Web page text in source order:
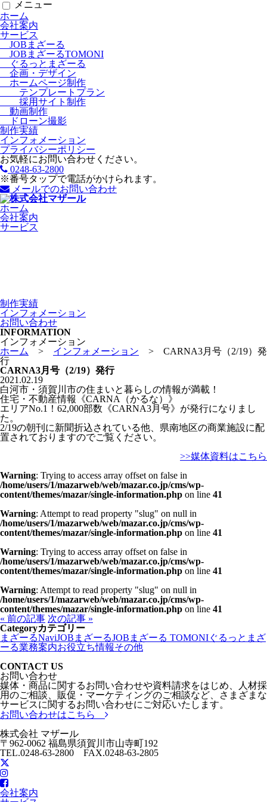
メニュー
ホーム
会社案内
サービス
JOBまざーる
JOBまざーるTOMONI
ぐるっとまざーる
企画・デザイン
ホームページ制作
テンプレートプラン
採用サイト制作
動画制作
ドローン撮影
制作実績
インフォメーション
プライバシーポリシー
お気軽にお問い合わせください。
0248-63-2800
※番号タップで電話がかけられます。
メールでのお問い合わせ
ホーム
会社案内
サービス
制作実績
インフォメーション
お問い合わせ
INFORMATION
インフォメーション
ホーム
> インフォメーション > CARNA3月号（2/19）発
行
CARNA3月号（2/19）発行
2021.02.19
白河市・須賀川市の住まいと暮らしの情報が満載！
住宅・不動産情報《CARNA（かるな）》
エリアNo.1！62,000部数《CARNA3月号》が発行になりまし
た。
2/19の朝刊に新聞折込されている他、県南地区の商業施設に配
置されておりますのでご覧ください。
>>媒体資料はこちら
Warning: Trying to access array offset on false in
/home/users/1/mazarweb/web/mazar.co.jp/cms/wp-
content/themes/mazar/single-information.php on line 41
Warning: Attempt to read property "slug" on null in
/home/users/1/mazarweb/web/mazar.co.jp/cms/wp-
content/themes/mazar/single-information.php on line 41
Warning: Trying to access array offset on false in
/home/users/1/mazarweb/web/mazar.co.jp/cms/wp-
content/themes/mazar/single-information.php on line 41
Warning: Attempt to read property "slug" on null in
/home/users/1/mazarweb/web/mazar.co.jp/cms/wp-
content/themes/mazar/single-information.php on line 41
« 前の記事 次の記事 »
Categoryカテゴリー
まざーるNaviJOBまざーるJOBまざーる TOMONIぐるっとまざ
ーる業務案内お役立ち情報その他
CONTACT US
お問い合わせ
媒体・商品に関するお問い合わせや資料請求をはじめ、人材採
用のご相談、販促・マーケティングのご相談など、さまざまな
サービスに関するお問い合わせにご対応いたします。
お問い合わせはこちら
株式会社 マザール
〒962-0062 福島県須賀川市山寺町192
TEL.0248-63-2800 FAX.0248-63-2805
会社案内